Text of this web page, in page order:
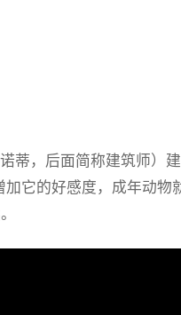
蒂，后面简称建筑师）
它的好感度，成年动物